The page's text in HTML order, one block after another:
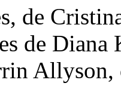
de
de Diana
Allyson,